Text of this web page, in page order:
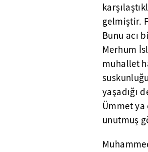
gelmiştir.
Bunu acı
Merhum
muhallet
yaşadığı
Ümmet ya
unutmuş